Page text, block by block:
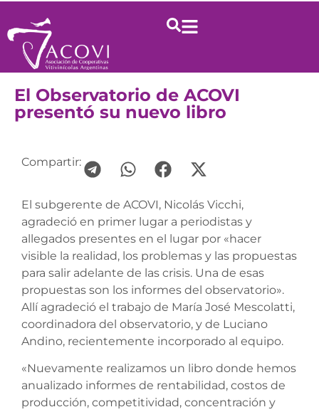
El Observatorio de ACOVI
presentó su nuevo libro
Compartir:
El subgerente de ACOVI, Nicolás Vicchi,
agradeció en primer lugar a periodistas y
allegados presentes en el lugar por «hacer
visible la realidad, los problemas y las propuestas
para salir adelante de las crisis. Una de esas
propuestas son los informes del observatorio».
Allí agradeció el trabajo de María José Mescolatti,
coordinadora del observatorio, y de Luciano
Andino, recientemente incorporado al equipo.
«Nuevamente realizamos un libro donde hemos
anualizado informes de rentabilidad, costos de
producción, competitividad, concentración y